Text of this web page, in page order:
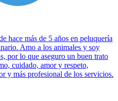
hace más de 5 años en peluquería
Amo a los animales y soy
por lo que aseguro un buen trato
cuidado, amor y respeto,
y más profesional de los servicios.